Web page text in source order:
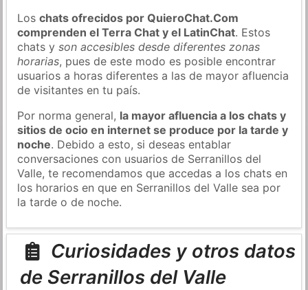
Loschats ofrecidos por QuieroChat.Com
comprenden el Terra Chat y el LatinChat. Estos
chats yson accesibles desde diferentes zonas
horarias, pues de este modo es posible encontrar
usuarios a horas diferentes a las de mayor afluencia
de visitantes en tu país.
Por norma general, la mayor afluencia a los chats y
sitios de ocio en internet se produce por la tarde y
noche. Debido a esto, si deseas entablar
conversaciones con usuarios de Serranillos del
Valle, te recomendamos que accedas a los chats en
los horarios en que en Serranillos del Valle sea por
la tarde o de noche.
Curiosidades y otros datos
de Serranillos del Valle